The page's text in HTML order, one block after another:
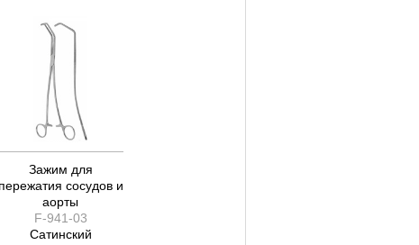
260
280
35
50
60
65
70
Зажим для
пережатия сосудов и
аорты
F-941-03
Сатинский